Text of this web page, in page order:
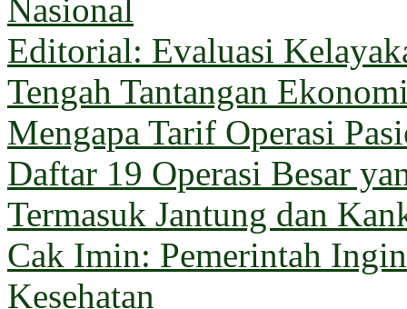
Nasional
Editorial: Evaluasi
Tengah Tantangan
Mengapa Tarif Operasi
Daftar 19 Operasi Besar
Termasuk Jantung dan
Cak Imin: Pemerintah
Kesehatan